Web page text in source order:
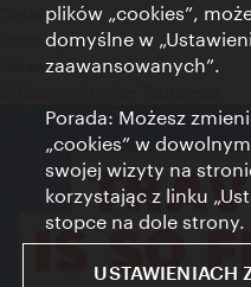
Dostępność
Kontakt prasowy
Ustawienia cookies
plików „cookies”,
domyślne w
zaawansowanych”.
Porada: Możesz
„cookies” w
swojej wizyty na
korzystając z linku
stopce na dole strony.
USTAWIENIACH